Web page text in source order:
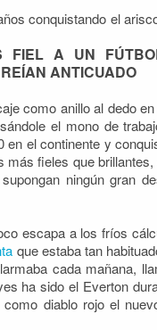
conquistando el
FIEL A UN
ANTICUADO
como anillo al dedo
el mono de
el continente y
más fieles que
ningún gran
escapa a los fríos
que estaba tan
cada mañana,
ha sido el Everton
diablo rojo el